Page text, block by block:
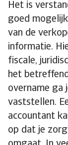
Het is
goed
van de
informatie.
fiscale,
het
overname ga
vaststellen.
accountant
op dat je